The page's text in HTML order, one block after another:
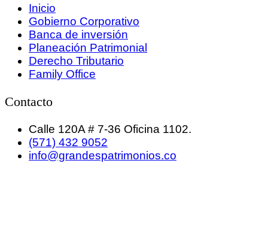
Inicio
Gobierno Corporativo
Banca de inversión
Planeación Patrimonial
Derecho Tributario
Family Office
Contacto
Calle 120A # 7-36 Oficina 1102.
(571) 432 9052
info@grandespatrimonios.co